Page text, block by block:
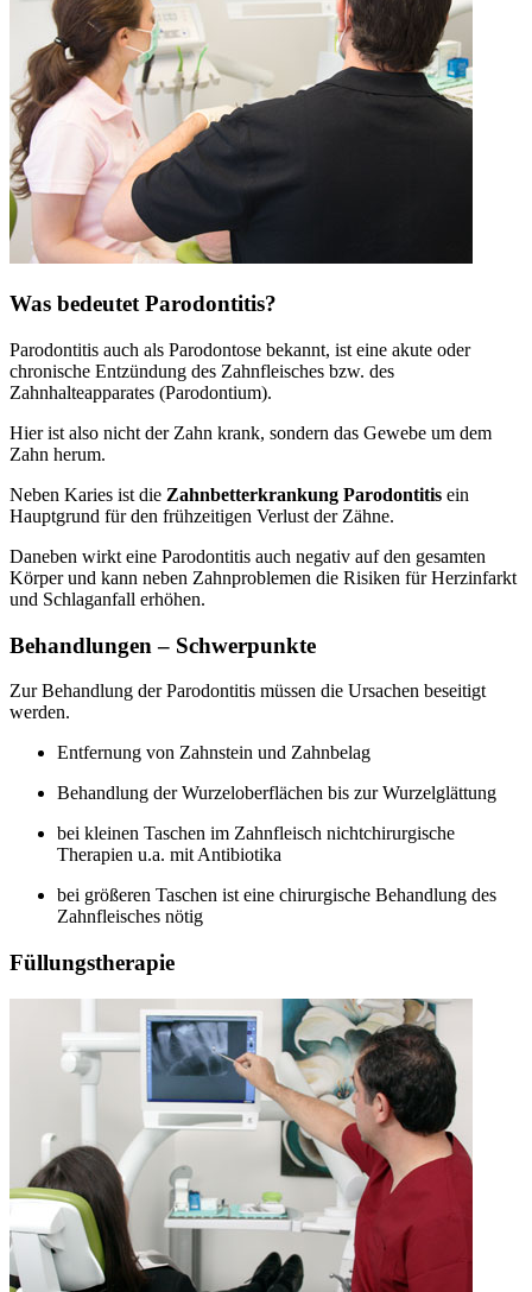
Was bedeutet Parodontitis?
Parodontitis auch als Parodontose bekannt, ist eine akute oder
chronische Entzündung des Zahnfleisches bzw. des
Zahnhalteapparates (Parodontium).
Hier ist also nicht der Zahn krank, sondern das Gewebe um dem
Zahn herum.
Neben Karies ist die Zahnbetterkrankung Parodontitis ein
Hauptgrund für den frühzeitigen Verlust der Zähne.
Daneben wirkt eine Parodontitis auch negativ auf den gesamten
Körper und kann neben Zahnproblemen die Risiken für Herzinfarkt
und Schlaganfall erhöhen.
Behandlungen – Schwerpunkte
Zur Behandlung der Parodontitis müssen die Ursachen beseitigt
werden.
Entfernung von Zahnstein und Zahnbelag
Behandlung der Wurzeloberflächen bis zur Wurzelglättung
bei kleinen Taschen im Zahnfleisch nichtchirurgische
Therapien u.a. mit Antibiotika
bei größeren Taschen ist eine chirurgische Behandlung des
Zahnfleisches nötig
Füllungstherapie